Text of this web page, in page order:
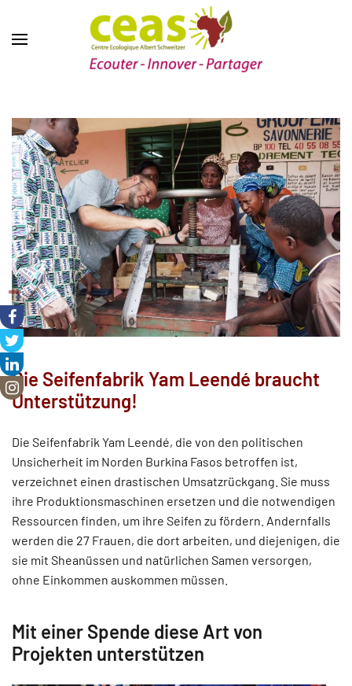
Die Seifenfabrik Yam Leendé braucht
Unterstützung!
Die Seifenfabrik Yam Leendé, die von den politischen
Unsicherheit im Norden Burkina Fasos betroffen ist,
verzeichnet einen drastischen Umsatzrückgang. Sie muss
ihre Produktionsmaschinen ersetzen und die notwendigen
Ressourcen finden, um ihre Seifen zu fördern. Andernfalls
werden die 27 Frauen, die dort arbeiten, und diejenigen, die
sie mit Sheanüssen und natürlichen Samen versorgen,
ohne Einkommen auskommen müssen.
Mit einer Spende diese Art von
Projekten unterstützen